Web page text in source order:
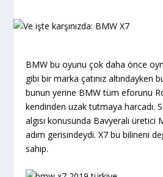
BMW bu oyunu çok daha önce
gibi bir marka çatınız altındayken
bunun yerine BMW tüm eforunu
kendinden uzak tutmaya harcadı.
algısı konusunda Bavyeralı üretici
adım gerisindeydi. X7 bu bilineni
sahip.